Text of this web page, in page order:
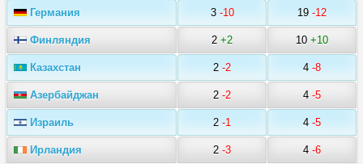
Германия 3-10 19 -12
Финляндия 2 +2 10 +10
Казахстан 2 -2 4 -8
Азербайджан 2 -2 4 -5
Израиль 2 -1 4 -5
Ирландия 2 -3 4 -6